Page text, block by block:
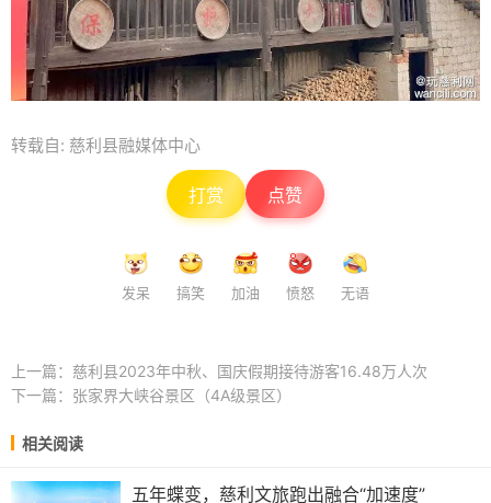
转载自: 慈利县融媒体中心
打赏 点赞
发呆 搞笑 加油 愤怒 无语
上一篇： 慈利县2023年中秋、国庆假期接待游客16.48万人次
下一篇： 张家界大峡谷景区（4A级景区）
相关阅读
五年蝶变，慈利文旅跑出融合“加速度”